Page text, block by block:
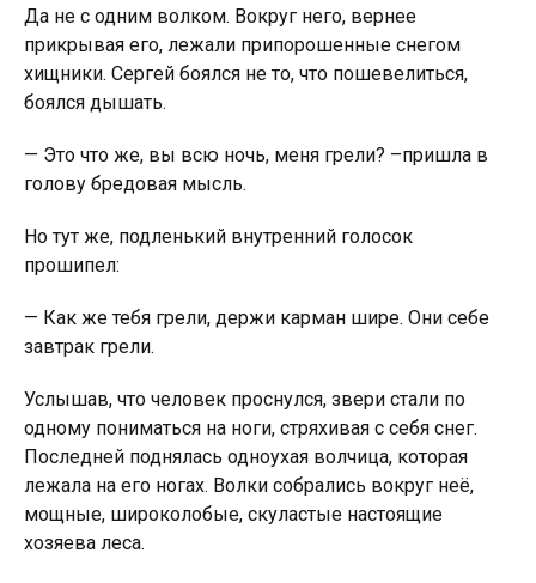
Да не с одним волком. Вокруг него, вернее
прикрывая его, лежали припорошенные снегом
хищники. Сергей боялся не то, что пошевелиться,
боялся дышать.
— Это что же, вы всю ночь, меня грели? –пришла в
голову бредовая мысль.
Но тут же, подленький внутренний голосок
прошипел:
— Как же тебя грели, держи карман шире. Они себе
завтрак грели.
Услышав, что человек проснулся, звери стали по
одному пониматься на ноги, стряхивая с себя снег.
Последней поднялась одноухая волчица, которая
лежала на его ногах. Волки собрались вокруг неё,
мощные, широколобые, скуластые настоящие
хозяева леса.